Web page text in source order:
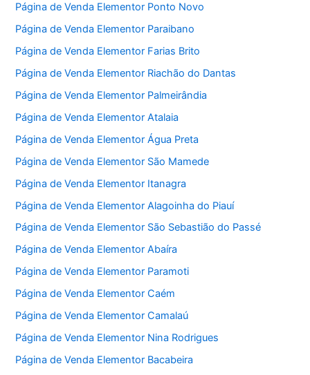
Página de Venda Elementor Ponto Novo
Página de Venda Elementor Paraibano
Página de Venda Elementor Farias Brito
Página de Venda Elementor Riachão do Dantas
Página de Venda Elementor Palmeirândia
Página de Venda Elementor Atalaia
Página de Venda Elementor Água Preta
Página de Venda Elementor São Mamede
Página de Venda Elementor Itanagra
Página de Venda Elementor Alagoinha do Piauí
Página de Venda Elementor São Sebastião do Passé
Página de Venda Elementor Abaíra
Página de Venda Elementor Paramoti
Página de Venda Elementor Caém
Página de Venda Elementor Camalaú
Página de Venda Elementor Nina Rodrigues
Página de Venda Elementor Bacabeira